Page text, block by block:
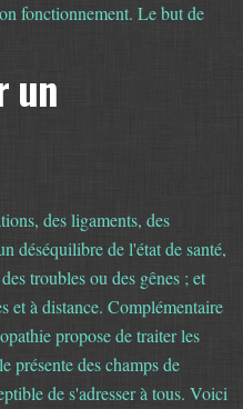
fonctionnement. Le but de
CURATIF ET PREVENTIF.
à l'ostéopathie ?
certaines pathologies, et peut
cas de : * Tumeur, * Maladie
un
des ligaments, des
déséquilibre de l'état de santé,
troubles ou des gênes ; et
et à distance. Complémentaire
propose de traiter les
présente des champs de
de s'adresser à tous. Voici